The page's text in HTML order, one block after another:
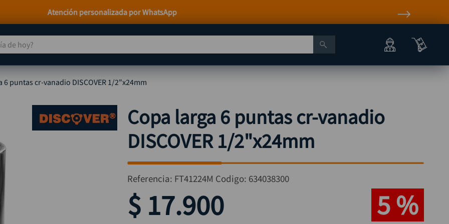
Paga a Crédito con Addi y Sistecrédito
hoy?
6 puntas cr-vanadio DISCOVER 1/2"x24mm
Copa larga 6 puntas cr-vanadio
DISCOVER 1/2"x24mm
Referencia: FT41224M Codigo: 634038300
$ 17.900 5 %
TÉRMINOS MÁS BUSCADOS
1. taladro
compresor